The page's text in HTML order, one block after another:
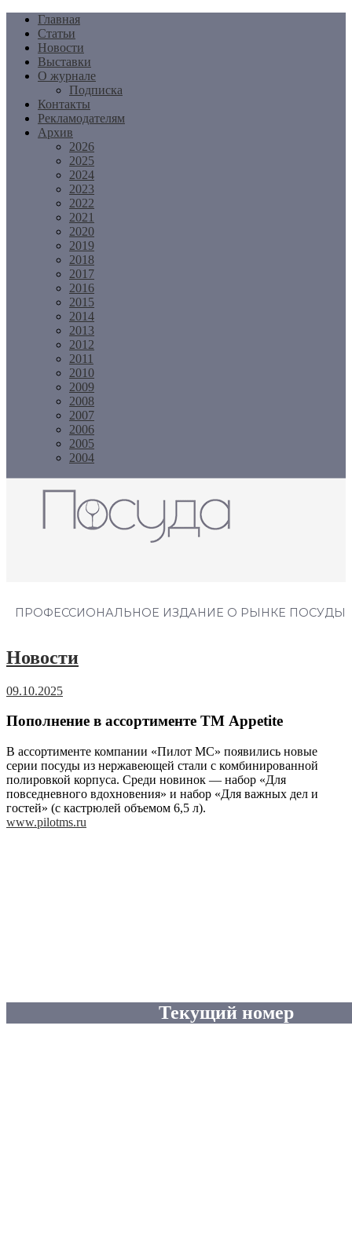
Перейти
содержимому
Главная
Статьи
Новости
Выставки
О журнале
Подписка
Контакты
Рекламодателям
Архив
2026
2025
2024
2023
2022
2021
2020
2019
2018
2017
2016
2015
2014
2013
2012
2011
2010
2009
2008
2007
2006
2005
2004
ПРОФЕССИОНАЛЬНОЕ ИЗДАНИЕ О РЫНКЕ ПОСУДЫ
Новости
09.10.2025
Пополнение в ассортименте ТМ Appetite
В ассортименте компании «Пилот МС» появились новые
серии посуды из нержавеющей стали с комбинированной
полировкой корпуса. Среди новинок — набор «Для
повседневного вдохновения» и набор «Для важных дел и
гостей» (с кастрюлей объемом 6,5 л).
www.pilotms.ru
Текущий номер